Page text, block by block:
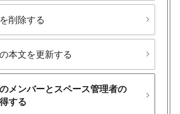
削除する
本文を​更新する
メンバーと​スペース管理者の​
する